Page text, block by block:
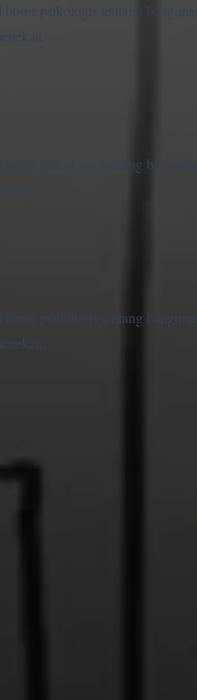
horor psikologis tentang
horor psikologis tentang
horor psikologis tentang